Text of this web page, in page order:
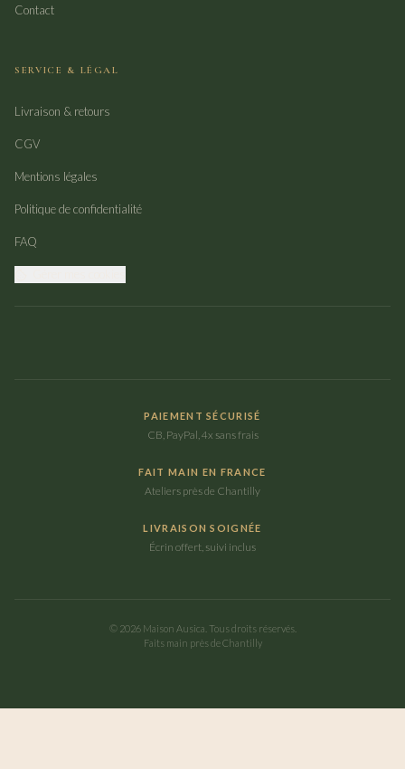
Contact
SERVICE & LÉGAL
Livraison & retours
CGV
Mentions légales
Politique de confidentialité
FAQ
PAIEMENT SÉCURISÉ
CB, PayPal, 4x sans frais
FAIT MAIN EN FRANCE
Ateliers près de Chantilly
LIVRAISON SOIGNÉE
Écrin offert, suivi inclus
© 2026Maison Ausica. Tous droits réservés.
Faits main près de Chantilly